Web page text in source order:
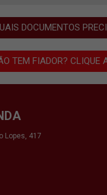
DOCUMENTOS
TEM FIADOR? CLIQUE
Lopes, 417